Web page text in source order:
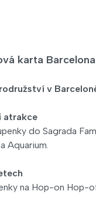
karta Barcelona
v
atrakce
do Sagrada
Aquarium.
na Hop-on Hop-